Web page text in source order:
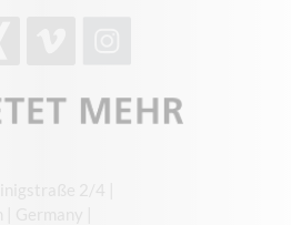
2/4 |
Germany |